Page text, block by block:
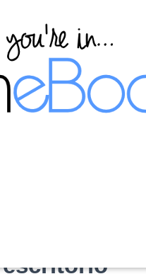
escritorio